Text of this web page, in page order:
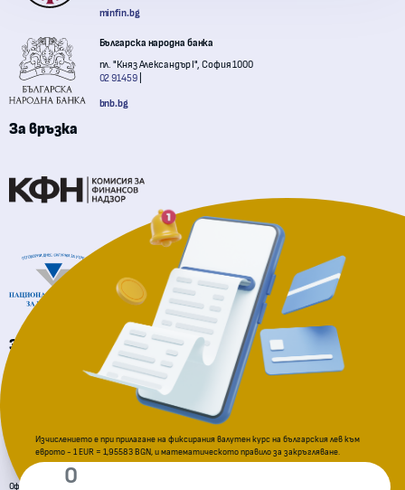
minfin.bg
Българска народна банка
пл. "Княз Александър I", София 1000
02 91459
bnb.bg
За връзка
Национална агенция за приходите
За подаване на сигнали
Комисия за защита на потребителите
Официална страница за приемане на еврото в Република България
Изчислението е при прилагане на фиксирания валутен курс на българския лев към
еврото - 1 EUR = 1,95583 BGN, и математическото правило за закръгляване.